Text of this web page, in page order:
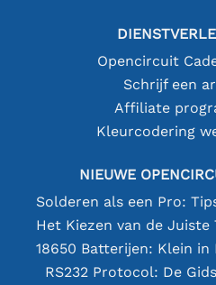
Opencircuit
Schrijf een
Affiliate
Kleurcodering
NIEUWE
RS232 Protocol: De